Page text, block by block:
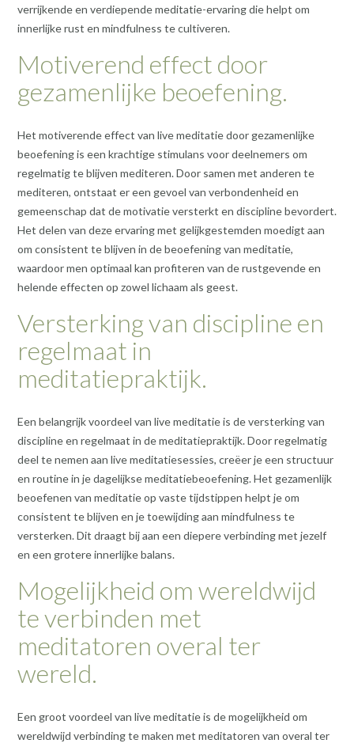
verrijkende en verdiepende meditatie-ervaring die helpt om
innerlijke rust en mindfulness te cultiveren.
Motiverend effect door
gezamenlijke beoefening.
Het motiverende effect van live meditatie door gezamenlijke
beoefening is een krachtige stimulans voor deelnemers om
regelmatig te blijven mediteren. Door samen met anderen te
mediteren, ontstaat er een gevoel van verbondenheid en
gemeenschap dat de motivatie versterkt en discipline bevordert.
Het delen van deze ervaring met gelijkgestemden moedigt aan
om consistent te blijven in de beoefening van meditatie,
waardoor men optimaal kan profiteren van de rustgevende en
helende effecten op zowel lichaam als geest.
Versterking van discipline en
regelmaat in
meditatiepraktijk.
Een belangrijk voordeel van live meditatie is de versterking van
discipline en regelmaat in de meditatiepraktijk. Door regelmatig
deel te nemen aan live meditatiesessies, creëer je een structuur
en routine in je dagelijkse meditatiebeoefening. Het gezamenlijk
beoefenen van meditatie op vaste tijdstippen helpt je om
consistent te blijven en je toewijding aan mindfulness te
versterken. Dit draagt bij aan een diepere verbinding met jezelf
en een grotere innerlijke balans.
Mogelijkheid om wereldwijd
te verbinden met
meditatoren overal ter
wereld.
Een groot voordeel van live meditatie is de mogelijkheid om
wereldwijd verbinding te maken met meditatoren van overal ter